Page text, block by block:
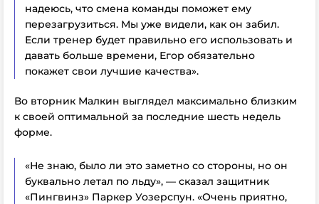
надеюсь, что смена команды поможет ему
перезагрузиться. Мы уже видели, как он забил.
Если тренер будет правильно его использовать и
давать больше времени, Егор обязательно
покажет свои лучшие качества».
Во вторник Малкин выглядел максимально близким
к своей оптимальной за последние шесть недель
форме.
«Не знаю, было ли это заметно со стороны, но он
буквально летал по льду», — сказал защитник
«Пингвинз» Паркер Уозерспун. «Очень приятно,